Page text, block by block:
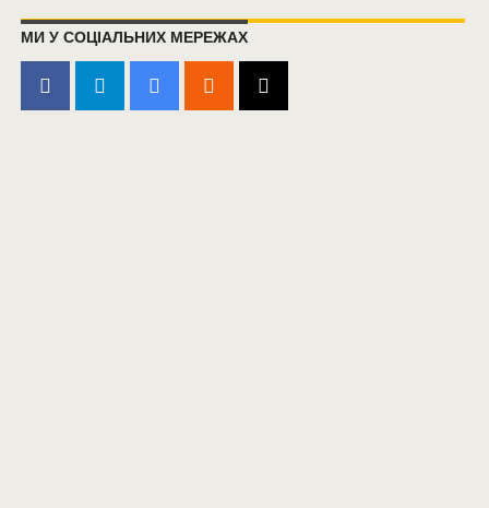
МИ У СОЦІАЛЬНИХ МЕРЕЖАХ